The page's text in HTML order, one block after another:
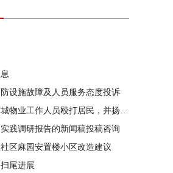
设施故障及人员服务态度投诉
湘潭市红旗商贸城物业工作人员殴打居民，并扬言恐吓“我打死你有冯友根负责”
践调研报告的新闻稿投稿咨询
区麻园安置楼小区改造建议
尾进展